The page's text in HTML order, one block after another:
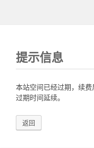
提示信息
本站空间已经过期，续
过期时间延续。
返回